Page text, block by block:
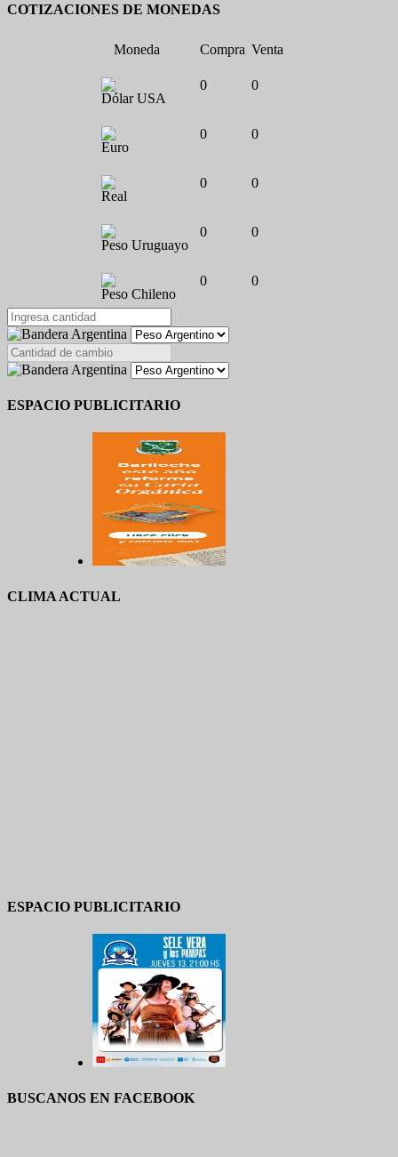
COTIZACIONES DE MONEDAS
Moneda Compra Venta
Dólar USA
0 0
Euro
0 0
Real
0 0
Peso Uruguayo
0 0
Peso Chileno
0 0
ESPACIO PUBLICITARIO
CLIMA ACTUAL
ESPACIO PUBLICITARIO
BUSCANOS EN FACEBOOK